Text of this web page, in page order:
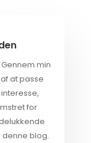
min
at passe
for
denne blog.